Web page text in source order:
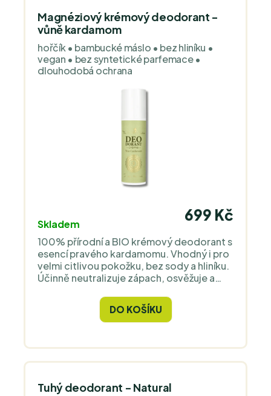
značka, která ručně vyrábí přírodní
kosmetiku pro citlivou a dětskou
pokožku. Pracuje s bio oleji, květovými
hydroláty a jednoduchými,
transparentními recepturami bez
parfemací a přebytečných složek. Její
produkty jsou jemné, čisté a zaměřené na
Magnéziový krémový deodorant -
vůně kardamom
hořčík • bambucké máslo • bez hliníku •
vegan • bez syntetické parfemace •
dlouhodobá ochrana
Skladem
699 Kč
100% přírodní a BIO krémový deodorant s
esencí pravého kardamomu. Vhodný i pro
velmi citlivou pokožku, bez sody a hliníku.
Účinně neutralizuje zápach, osvěžuje a
kardamomu, máty a eukalyptu.
DO KOŠÍKU
Tuhý deodorant - Natural